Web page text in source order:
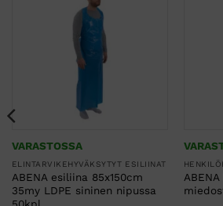
VARASTOSSA
ELINTARVIKEHYVÄKSYTYT ESILIINAT
ABENA esiliina 85x150cm
35my LDPE sininen nipussa